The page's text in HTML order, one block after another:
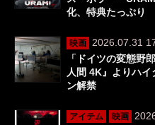
化、特典たっぷり
映画
2026.07.31
「ドイツの変態
人間 4K』よりハ
ン解禁
アイテム 映画